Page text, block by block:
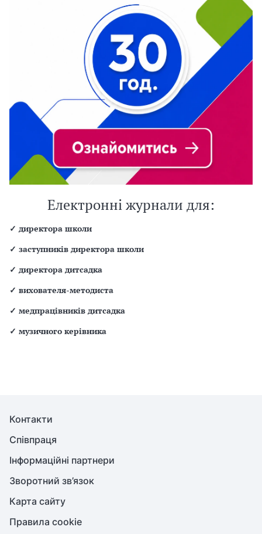
Електронні журнали для:
✓ директора школи
✓ заступників директора школи
✓ директора дитсадка
✓ вихователя-методиста
✓ медпрацівників дитсадка
✓ музичного керівника
Контакти
Співпраця
Інформаційні партнери
Зворотний зв’язок
Карта сайту
Правила cookie